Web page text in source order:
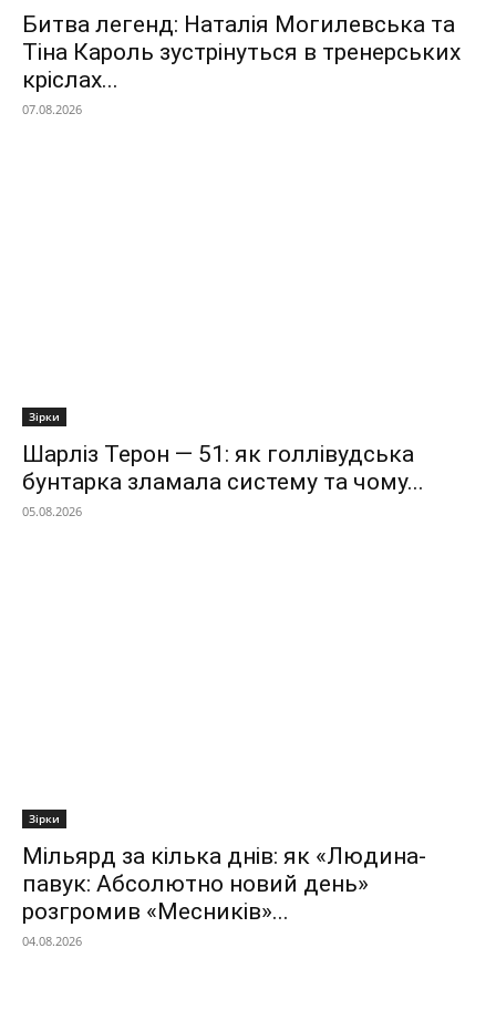
Битва легенд: Наталія Могилевська та
Тіна Кароль зустрінуться в тренерських
кріслах...
07.08.2026
Зірки
Шарліз Терон — 51: як голлівудська
бунтарка зламала систему та чому...
05.08.2026
Зірки
Мільярд за кілька днів: як «Людина-
павук: Абсолютно новий день»
розгромив «Месників»...
04.08.2026